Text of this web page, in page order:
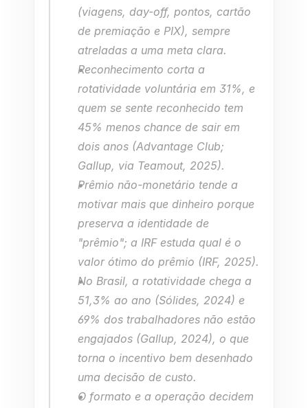
(viagens, day-off, pontos, cartão
de premiação e PIX), sempre
atreladas a uma meta clara.
Reconhecimento corta a
rotatividade voluntária em 31%, e
quem se sente reconhecido tem
45% menos chance de sair em
dois anos (Advantage Club;
Gallup, via Teamout, 2025).
Prêmio não-monetário tende a
motivar mais que dinheiro porque
preserva a identidade de
"prêmio"; a IRF estuda qual é o
valor ótimo do prêmio (IRF, 2025).
No Brasil, a rotatividade chega a
51,3% ao ano (Sólides, 2024) e
69% dos trabalhadores não estão
engajados (Gallup, 2024), o que
torna o incentivo bem desenhado
uma decisão de custo.
O formato e a operação decidem